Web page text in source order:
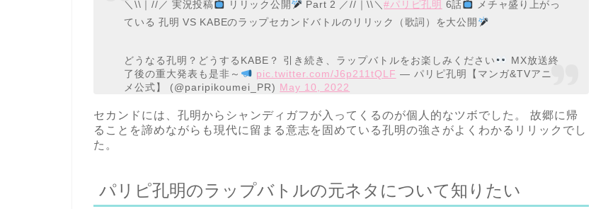
＼\\｜//／ 実況投稿 リリック公開 Part 2 ／//｜\\＼#パリピ孔明 6話
メチャ盛り上がっ
ている 孔明 VS KABEのラップセカンドバトルのリリック（歌詞）を大公開
どうなる孔明？どうするKABE？ 引き続き、ラップバトルをお楽しみください
MX放送終
了後の重大発表も是非～
pic.twitter.com/J6p211tQLF — パリピ孔明【マンガ&TVアニ
メ公式】 (@paripikoumei_PR) May 10, 2022
セカンドには、孔明からシャンディガフが入ってくるのが個人的なツボでした。 故郷に帰
ることを諦めながらも現代に留まる意志を固めている孔明の強さがよくわかるリリックでし
た。
パリピ孔明のラップバトルの元ネタについて知りたい